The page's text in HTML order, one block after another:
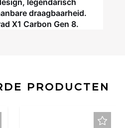
legendarisch
draagbaarheid.
X1 Carbon Gen 8.
PRODUCTEN